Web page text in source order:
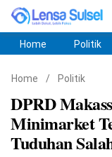
Home Politik
Home / Politik
DPRD
Minimarket
Tuduhan